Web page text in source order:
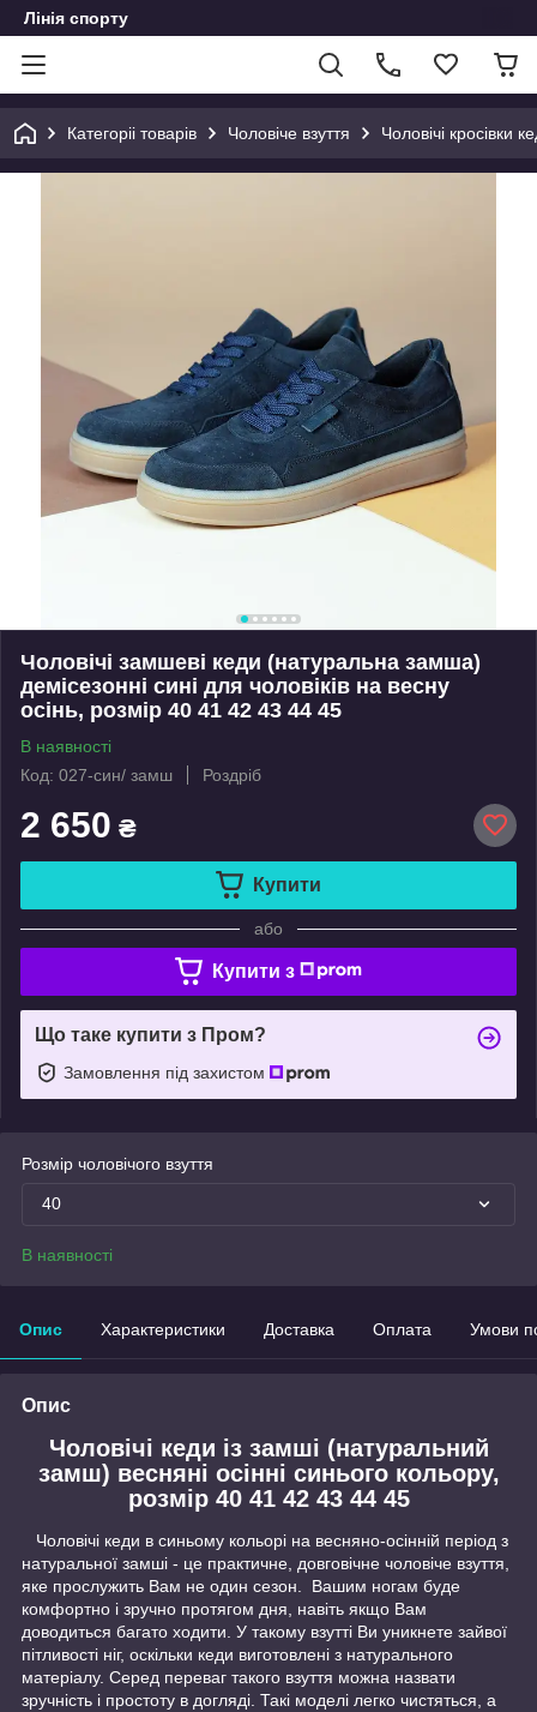
Лінія спорту
Категоріі товарів Чоловіче взуття Чоловічі кросівки
Чоловічі замшеві кеди (натуральна замша)
демісезонні сині для чоловіків на весну
осінь, розмір 40 41 42 43 44 45
В наявності
Код: 027-син/ замш
Роздріб
2 650 ₴
Купити
або
Купити з
Що таке купити з Пром?
Замовлення під захистом
Розмір чоловічого взуття
40
В наявності
Опис Характеристики Доставка Оплата Умови
Опис
Чоловічі кеди із замші (натуральний
замш) весняні осінні синього кольору,
розмір 40 41 42 43 44 45
Чоловічі кеди в синьому кольорі на весняно-осінній період з
натуральної замші - це практичне, довговічне чоловіче взуття,
яке прослужить Вам не один сезон. Вашим ногам буде
комфортно і зручно протягом дня, навіть якщо Вам
доводиться багато ходити. У такому взутті Ви уникнете зайвої
пітливості ніг, оскільки кеди виготовлені з натурального
матеріалу. Серед переваг такого взуття можна назвати
зручність і простоту в догляді. Такі моделі легко чистяться, а